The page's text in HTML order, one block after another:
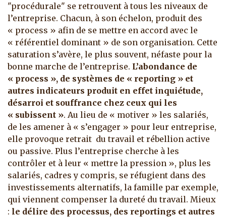
"procédurale" se retrouvent à tous les niveaux de
l’entreprise. Chacun, à son échelon, produit des
« process » afin de se mettre en accord avec le
« référentiel dominant » de son organisation. Cette
saturation s’avère, le plus souvent, néfaste pour la
bonne marche de l’entreprise. L’abondance de
« process », de systèmes de « reporting » et
autres indicateurs produit en effet inquiétude,
désarroi et souffrance chez ceux qui les
« subissent ». Au lieu de « motiver » les salariés,
de les amener à « s’engager » pour leur entreprise,
elle provoque retrait du travail et rébellion active
ou passive. Plus l’entreprise cherche à les
contrôler et à leur « mettre la pression », plus les
salariés, cadres y compris, se réfugient dans des
investissements alternatifs, la famille par exemple,
qui viennent compenser la dureté du travail. Mieux
: le délire des processus, des reportings et autres